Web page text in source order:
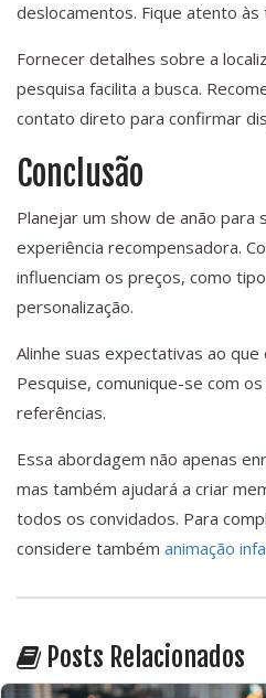
deslocamentos. Fique atento às
Fornecer detalhes sobre a
pesquisa facilita a busca.
contato direto para confirmar
Conclusão
Planejar um show de anão para
experiência recompensadora.
influenciam os preços, como
personalização.
Alinhe suas expectativas ao
Pesquise, comunique-se com
referências.
Essa abordagem não apenas
mas também ajudará a criar
todos os convidados. Para
considere também animação
Posts Relacionados